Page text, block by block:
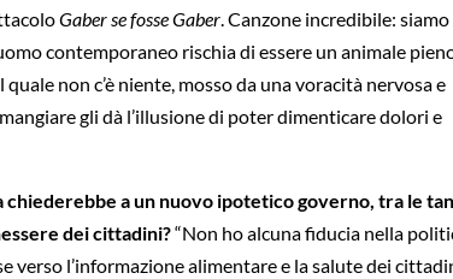
Gaber se fosse Gaber. Canzone incredibile: siamo
contemporaneo rischia di essere un animale
non c’è niente, mosso da una voracità nervosa e
gli dà l’illusione di poter dimenticare dolori e
a un nuovo ipotetico governo, tra le
dei cittadini?“Non ho alcuna fiducia nella
verso l’informazione alimentare e la salute dei